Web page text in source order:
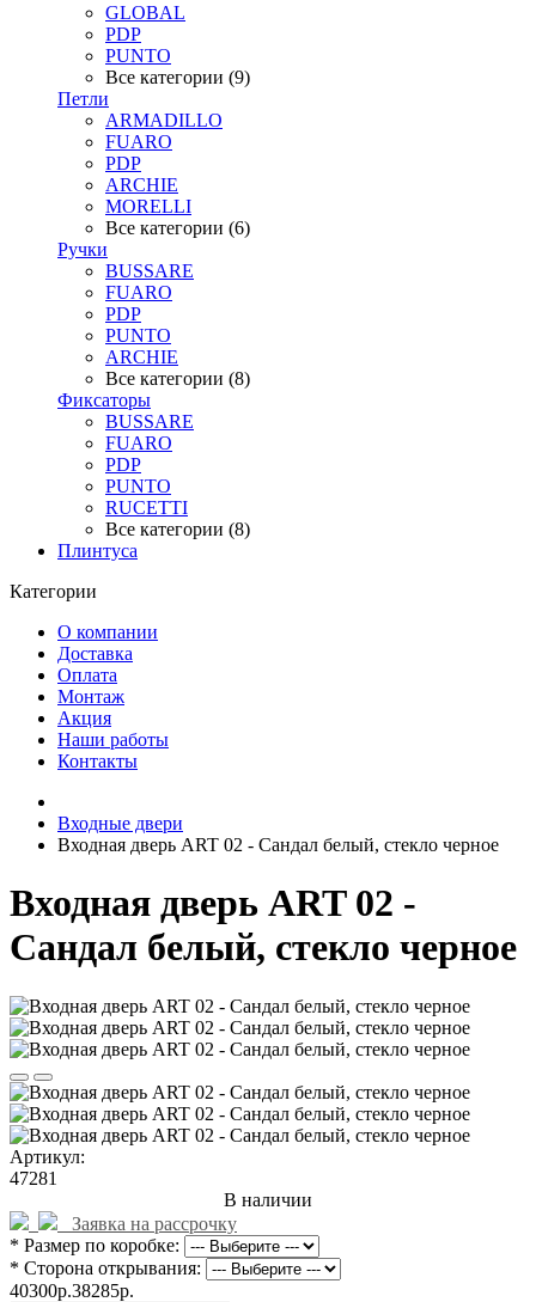
GLOBAL
PDP
PUNTO
Все категории (9)
Петли
ARMADILLO
FUARO
PDP
ARCHIE
MORELLI
Все категории (6)
Ручки
BUSSARE
FUARO
PDP
PUNTO
ARCHIE
Все категории (8)
Фиксаторы
BUSSARE
FUARO
PDP
PUNTO
RUCETTI
Все категории (8)
Плинтуса
Категории
О компании
Доставка
Оплата
Монтаж
Акция
Наши работы
Контакты
Входные двери
Входная дверь ART 02 - Сандал белый, стекло черное
Входная дверь ART 02 -
Сандал белый, стекло черное
Артикул:
47281
В наличии
Заявка на рассрочку
* Размер по коробке:
* Сторона открывания:
40300р.38285р.